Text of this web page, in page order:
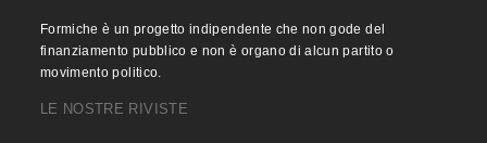
Formiche è un progetto indipendente che non gode del
finanziamento pubblico e non è organo di alcun partito o
movimento politico.
LE NOSTRE RIVISTE